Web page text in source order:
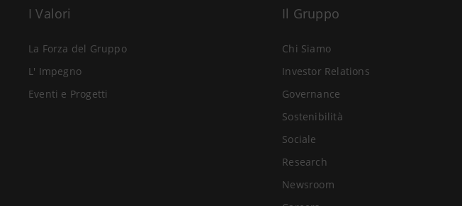
I Valori
La Forza del Gruppo
L' Impegno
Eventi e Progetti
Il Gruppo
Chi Siamo
Investor Relations
Governance
Sostenibilità
Sociale
Research
Newsroom